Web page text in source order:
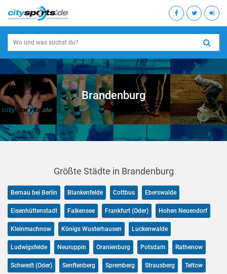
Brandenburg
Größte Städte in Brandenburg
Bernau bei Berlin Blankenfelde Cottbus Eberswalde
Eisenhüttenstadt Falkensee Frankfurt (Oder) Hohen Neuendorf
Kleinmachnow Königs Wusterhausen Luckenwalde
Ludwigsfelde Neuruppin Oranienburg Potsdam Rathenow
Schwedt (Oder) Senftenberg Spremberg Strausberg Teltow